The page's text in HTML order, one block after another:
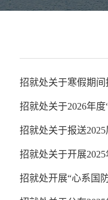
招就处关于寒假期
招就处关于2026年
招就处关于报送
招就处关于开展
招就处开展“心系国